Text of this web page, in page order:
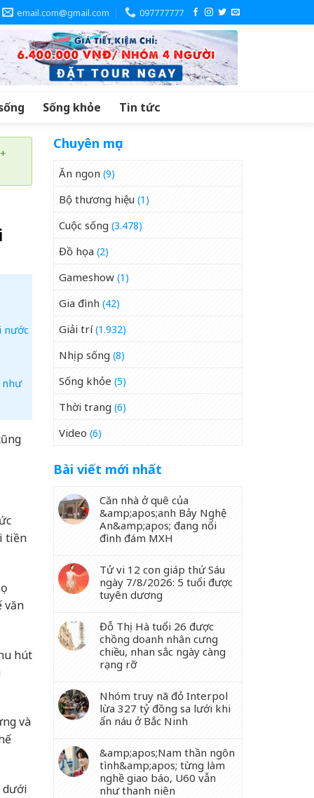
email.com@gmail.com 097777777
Sống khỏe Tin tức
nước
như
tiền
văn
hút
và
dưới
Chuyên mục
Ăn ngon (9)
Bộ thương hiệu (1)
Cuộc sống (3.478)
Đồ họa (2)
Gameshow (1)
Gia đình (42)
Giải trí(1.932)
Nhịp sống (8)
Sống khỏe (5)
Thời trang (6)
Video (6)
Bài viết mới nhất
Căn nhà ở quê của
&amp;apos;anh Bảy Nghệ
An&amp;apos; đang nổi
đình đám MXH
Tử vi 12 con giáp thứ Sáu
ngày 7/8/2026: 5 tuổi được
tuyên dương
Đỗ Thị Hà tuổi 26 được
chồng doanh nhân cưng
chiều, nhan sắc ngày càng
rạng rỡ
Nhóm truy nã đỏ Interpol
lừa 327 tỷ đồng sa lưới khi
ẩn náu ở Bắc Ninh
&amp;apos;Nam thần ngôn
tình&amp;apos; từng làm
nghề giao báo, U60 vẫn
như thanh niên